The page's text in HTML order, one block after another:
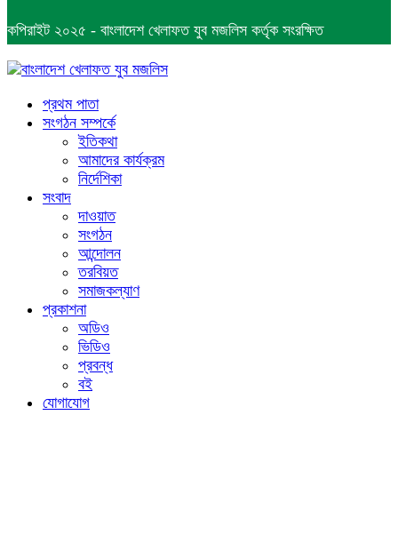
কপিরাইট ২০২৫ - বাংলাদেশ খেলাফত যুব মজলিস কর্তৃক সংরক্ষিত
প্রথম পাতা
সংগঠন সম্পর্কে
ইতিকথা
আমাদের কার্যক্রম
নির্দেশিকা
সংবাদ
দাওয়াত
সংগঠন
আন্দোলন
তরবিয়ত
সমাজকল্যাণ
প্রকাশনা
অডিও
ভিডিও
প্রবন্ধ
বই
যোগাযোগ